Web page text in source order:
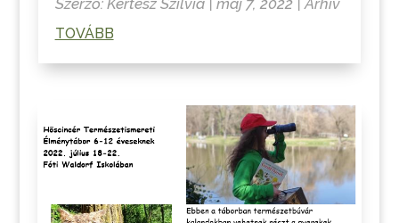
Szerző: Kertész Szilvia| máj 7, 2022|Arhív
TOVÁBB